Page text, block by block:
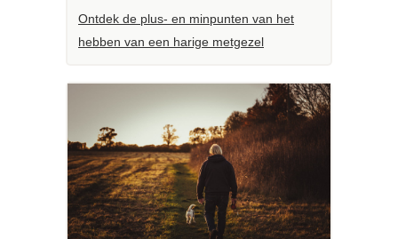
Ontdek de plus- en minpunten van het
hebben van een harige metgezel